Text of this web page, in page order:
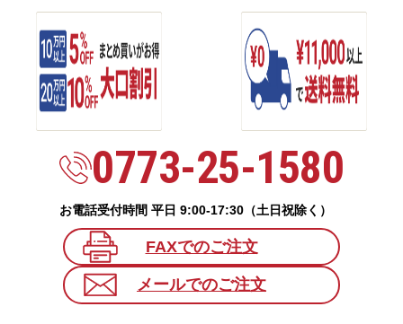
0773-25-1580
お電話受付時間 平日 9:00-17:30（土日祝除く）
FAXでのご注文
メールでのご注文